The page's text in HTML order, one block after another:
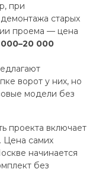
при
старых
проема — цена
000–20 000
ворот у них, но
модели без
проекта включает
Цена самих
начинается
без